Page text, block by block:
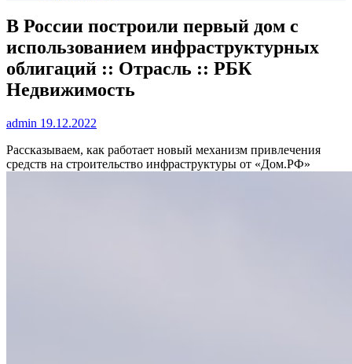
В России построили первый дом с
использованием инфраструктурных
облигаций :: Отрасль :: РБК
Недвижимость
admin 19.12.2022
Рассказываем, как работает новый механизм привлечения
средств на строительство инфраструктуры от «Дом.РФ»